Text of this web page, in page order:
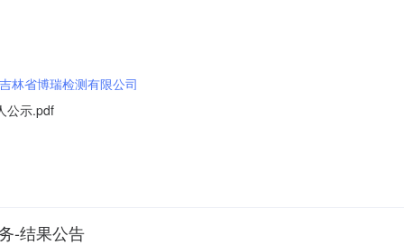
吉林省博瑞检测有限公司
公示.pdf
-结果公告